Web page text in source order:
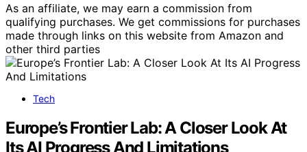
As an affiliate, we may earn a commission from
qualifying purchases. We get commissions for purchases
made through links on this website from Amazon and
other third parties
Tech
Europe’s Frontier Lab: A Closer Look At
Its AI Progress And Limitations